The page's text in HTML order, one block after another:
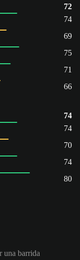
72
74
69
75
71
66
74
74
70
74
80
una barrida